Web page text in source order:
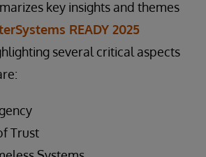
key insights and themes
READY 2025
several critical aspects
Trust